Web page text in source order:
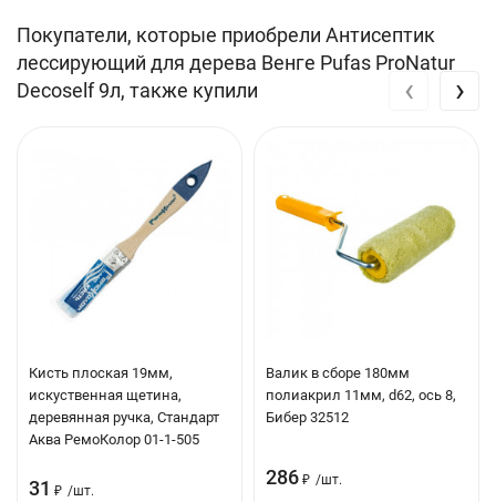
Тип антисептика: Биозащитный, водоотталкивающий
Тип работ: Внутренние, наружные
Степень концентрации: Готовый
Вид: Лессирующий
Цвет: Венге
Расход: По строганой и бревенчатой поверхности
древесины — 10-14 м2/л, по пилёной поверхности
Время высыхания: 24 часа. Повторное нанесение через 12
часов
Объем: 9 л
Покупатели, которые приобрели Антисептик
лессирующий для дерева Венге Pufas ProNatur
Decoself 9л, также купили
Кисть плоская 19мм,
искуственная щетина,
деревянная ручка, Стандарт
Аква РемоКолор 01-1-505
31 ₽ /шт.
Валик в сборе 180мм
полиакрил 11мм, d62, ось 8,
Бибер 32512
286 ₽ /шт.
‹ ›